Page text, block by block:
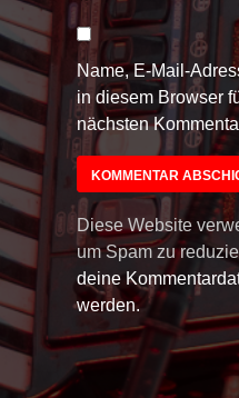
Name, E-Mail-
in diesem Browser
nächsten
Diese Website
um Spam zu
deine
werden.